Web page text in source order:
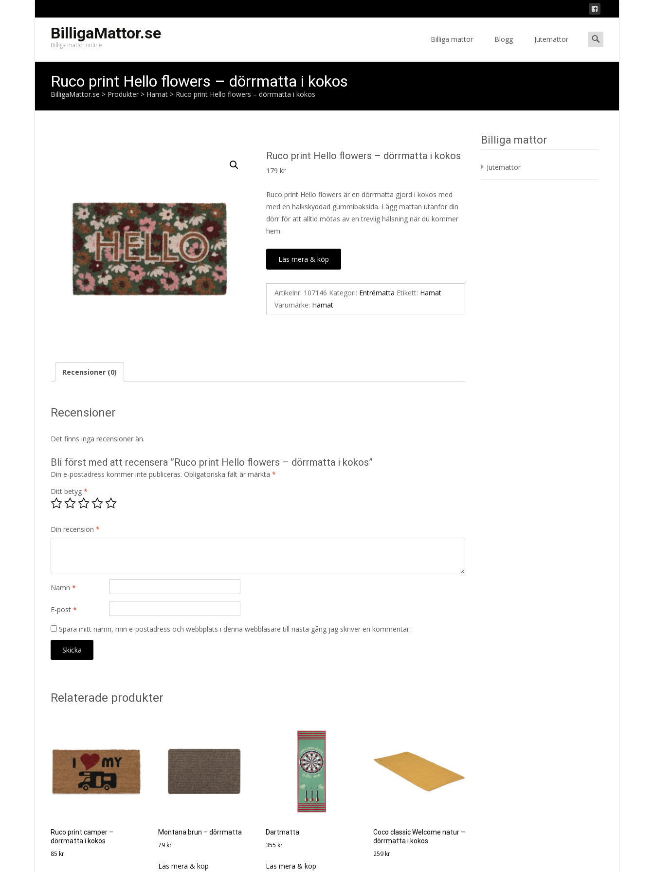
BilligaMattor.se
Billiga mattor online
Billiga mattor Blogg Jutemattor
Search
for:
Ruco print Hello flowers – dörrmatta i kokos
BilligaMattor.se > Produkter > Hamat > Ruco print Hello flowers – dörrmatta i kokos
Ruco print Hello flowers – dörrmatta i kokos
179kr
Ruco print Hello flowers är en dörrmatta gjord i kokos med
med en halkskyddad gummibaksida. Lägg mattan utanför din
dörr för att alltid mötas av en trevlig hälsning när du kommer
hem.
Läs mera & köp
Artikelnr: 107146 Kategori: Entrématta Etikett: Hamat
Varumärke: Hamat
Recensioner (0)
Recensioner
Det finns inga recensioner än.
Bli först med att recensera ”Ruco print Hello flowers – dörrmatta i kokos”
Din e-postadress kommer inte publiceras. Obligatoriska fält är märkta *
Ditt betyg *
Din recension *
Namn *
E-post *
Spara mitt namn, min e-postadress och webbplats i denna webbläsare till nästa gång jag skriver en kommentar.
Relaterade produkter
Ruco print camper –
dörrmatta i kokos
85 kr
Montana brun – dörrmatta
79 kr
Läs mera & köp
Dartmatta
355 kr
Läs mera & köp
Coco classic Welcome natur –
dörrmatta i kokos
259 kr
Billiga mattor
Jutemattor